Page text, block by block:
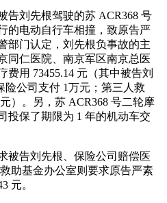
告刘先根驾驶的苏 ACR368 号
的电动自行车相撞，致原告严
部门认定，刘先根负事故的主
同仁医院、南京军区南京总医
用 73455.14 元（其中被告刘
险公司支付 1万元；第三人救
）。另，苏 ACR368 号二轮摩
投保了期限为 1 年的机动车交
被告刘先根、保险公司赔偿医
助基金办公室则要求原告严素
元。